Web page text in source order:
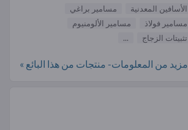
الأسافين المعدنية
مسامير براغي
مسامير فولاذ
مسامير الألومنيوم
تثبيتات الزجاج
...
مزيد من المعلومات- منتجات من هذا البائع »